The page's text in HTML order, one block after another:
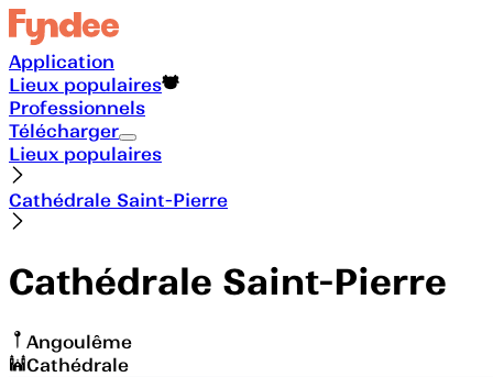
Application
Lieux populaires
Professionnels
Télécharger
Lieux populaires
Cathédrale Saint-Pierre
Cathédrale Saint-Pierre
Angoulême
Cathédrale